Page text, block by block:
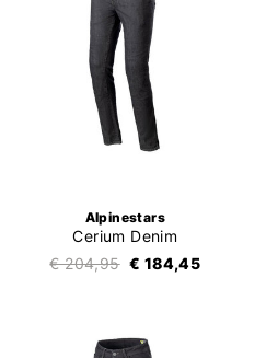
Alpinestars
Cerium Denim
€ 204,95 € 184,45